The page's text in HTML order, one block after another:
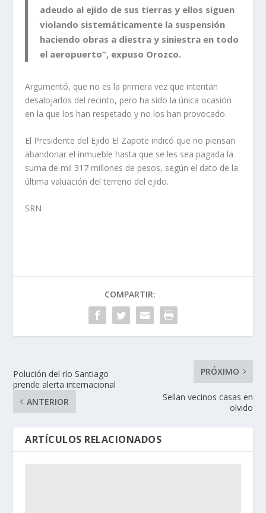
adeudo al ejido de sus tierras y ellos siguen
violando sistemáticamente la suspensión
haciendo obras a diestra y siniestra en todo
el aeropuerto”, expuso Orozco.
Argumentó, que no es la primera vez que intentan
desalojarlos del recinto, pero ha sido la única ocasión
en la que los han respetado y no los han provocado.
El Presidente del Ejido El Zapote indicó que no piensan
abandonar el inmueble hasta que se les sea pagada la
suma de mil 317 millones de pesos, según el dato de la
última valuación del terreno del ejido.
SRN
COMPARTIR:
Polución del río Santiago
prende alerta internacional
ANTERIOR
PRÓXIMO
Sellan vecinos casas en
olvido
ARTÍCULOS RELACIONADOS